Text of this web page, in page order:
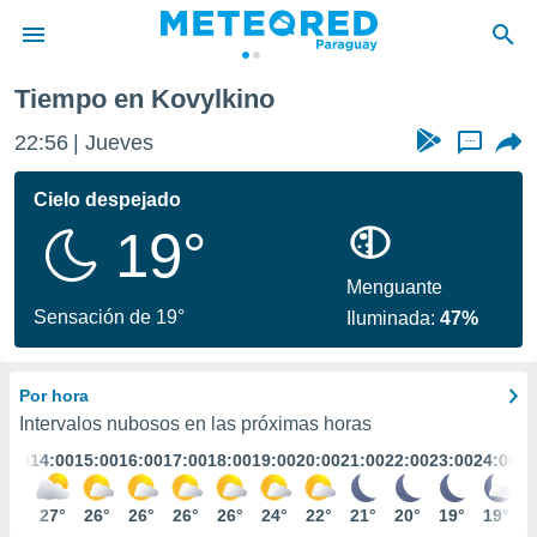
de
ha
calidad.
a este
las
y
digital
basada
Tiempo en Kovylkino
22:56 Jueves ...
Cielo despejado
19°
Sensación de 19°
Menguante
Iluminada:47%
Por hora
Intervalos nubosos en las próximas horas
14:00
27°
15:00
26°
16:00
26°
17:00
26°
18:00
26°
19:00
24°
20:00
22°
21:00
21°
22:00
20°
23:00
19°
24:00
19°